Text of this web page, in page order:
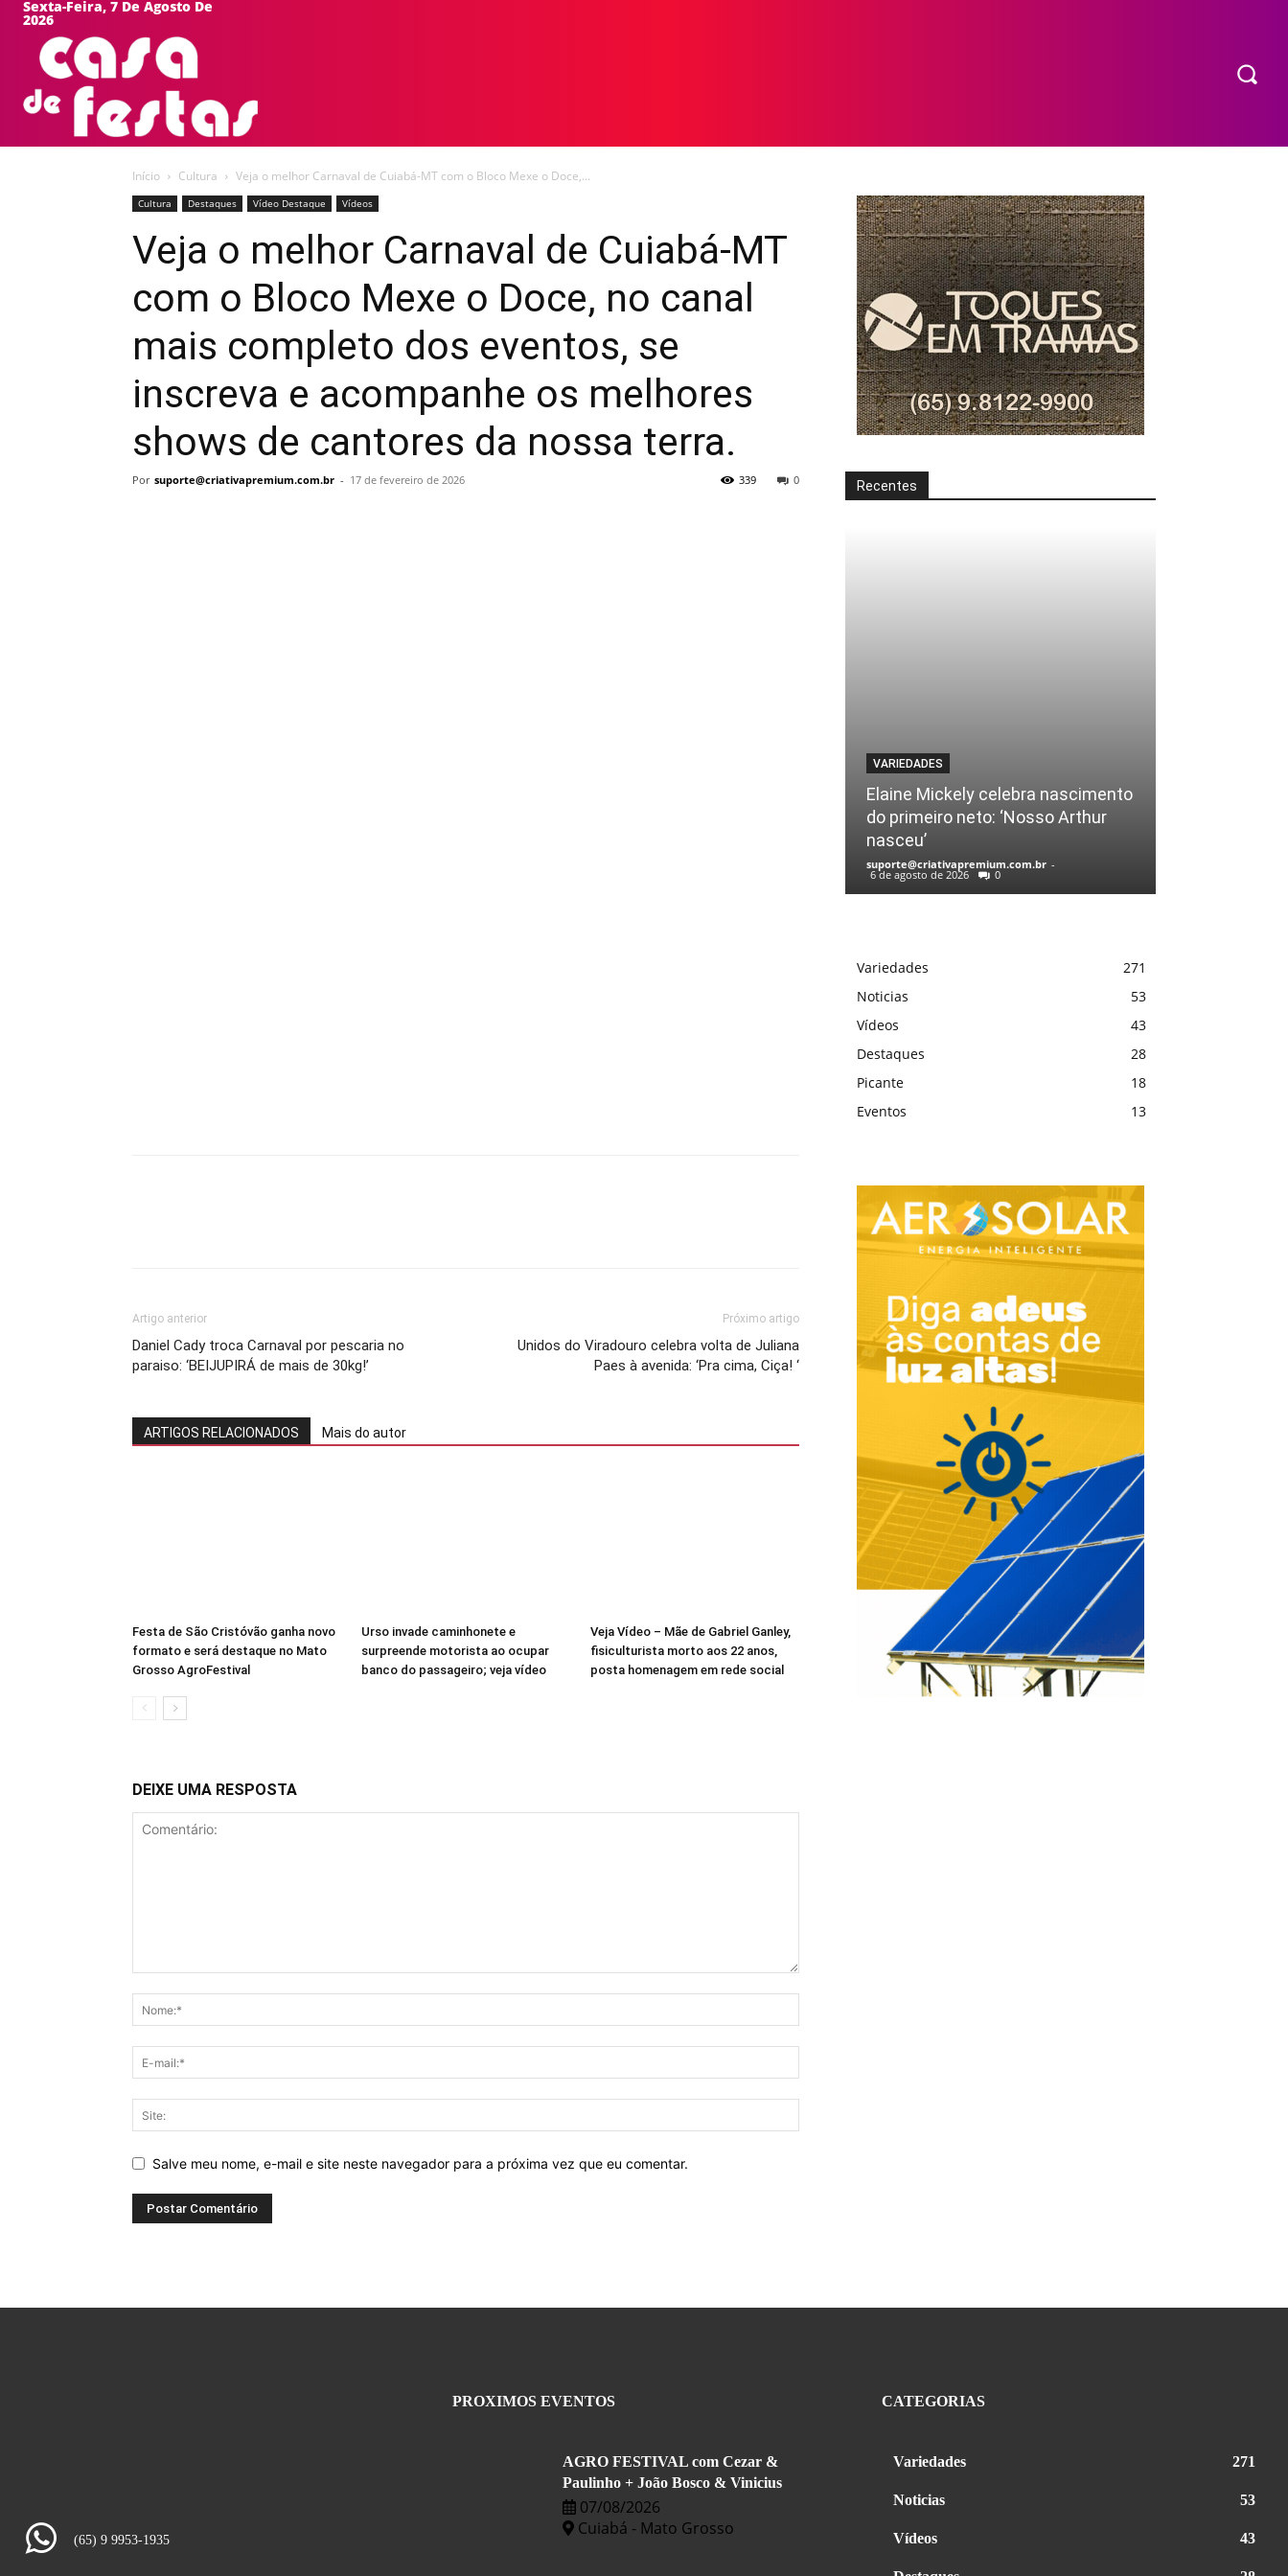
Sexta-Feira, 7 De Agosto De
2026
Início Cultura Veja o melhor Carnaval de Cuiabá-MT com o Bloco Mexe o Doce,...
Cultura Destaques Vídeo Destaque Vídeos
Veja o melhor Carnaval de Cuiabá-MT
com o Bloco Mexe o Doce, no canal
mais completo dos eventos, se
inscreva e acompanhe os melhores
shows de cantores da nossa terra.
Por suporte@criativapremium.com.br - 17 de fevereiro de 2026 0
339
Artigo anterior
Daniel Cady troca Carnaval por pescaria no
paraiso: ‘BEIJUPIRÁ de mais de 30kg!’
Próximo artigo
Unidos do Viradouro celebra volta de Juliana
Paes à avenida: ‘Pra cima, Ciça! ‘
ARTIGOS RELACIONADOS Mais do autor
Festa de São Cristóvão ganha novo
formato e será destaque no Mato
Grosso AgroFestival
Urso invade caminhonete e
surpreende motorista ao ocupar
banco do passageiro; veja vídeo
Veja Vídeo – Mãe de Gabriel Ganley,
fisiculturista morto aos 22 anos,
posta homenagem em rede social
DEIXE UMA RESPOSTA
Salve meu nome, e-mail e site neste navegador para a próxima vez que eu comentar.
Recentes
VARIEDADES
Elaine Mickely celebra nascimento
do primeiro neto: ‘Nosso Arthur
nasceu’
suporte@criativapremium.com.br -
6 de agosto de 2026 0
Variedades
271
Noticias
53
Vídeos
43
Destaques
28
Picante
18
Eventos
13
(65) 9 9953-1935
PROXIMOS EVENTOS
AGRO FESTIVAL com Cezar &
Paulinho + João Bosco & Vinicius
07/08/2026
Cuiabá - Mato Grosso
CATEGORIAS
Variedades 271
Noticias 53
Vídeos 43